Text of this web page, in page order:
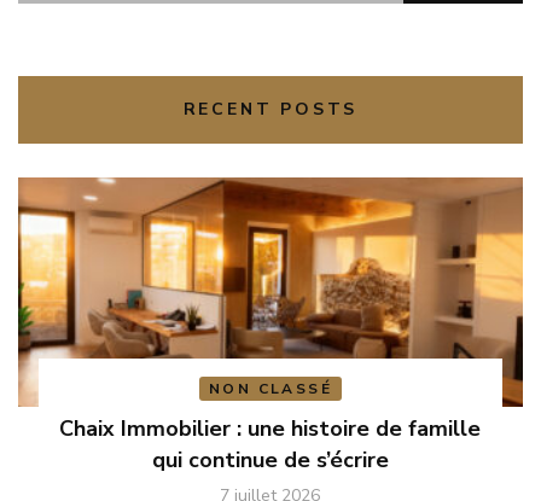
RECENT POSTS
NON CLASSÉ
Chaix Immobilier : une histoire de famille
qui continue de s’écrire
7 juillet 2026